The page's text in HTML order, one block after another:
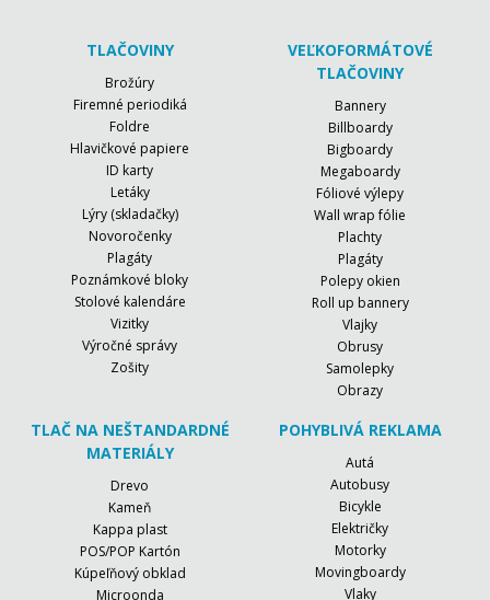
TLAČOVINY
Brožúry
Firemné periodiká
Foldre
Hlavičkové papiere
ID karty
Letáky
Lýry (skladačky)
Novoročenky
Plagáty
Poznámkové bloky
Stolové kalendáre
Vizitky
Výročné správy
Zošity
VEĽKOFORMÁTOVÉ
TLAČOVINY
Bannery
Billboardy
Bigboardy
Megaboardy
Fóliové výlepy
Wall wrap fólie
Plachty
Plagáty
Polepy okien
Roll up bannery
Vlajky
Obrusy
Samolepky
Obrazy
TLAČ NA NEŠTANDARDNÉ
MATERIÁLY
Drevo
Kameň
Kappa plast
POS/POP Kartón
Kúpeľňový obklad
Microonda
POHYBLIVÁ REKLAMA
Autá
Autobusy
Bicykle
Električky
Motorky
Movingboardy
Vlaky